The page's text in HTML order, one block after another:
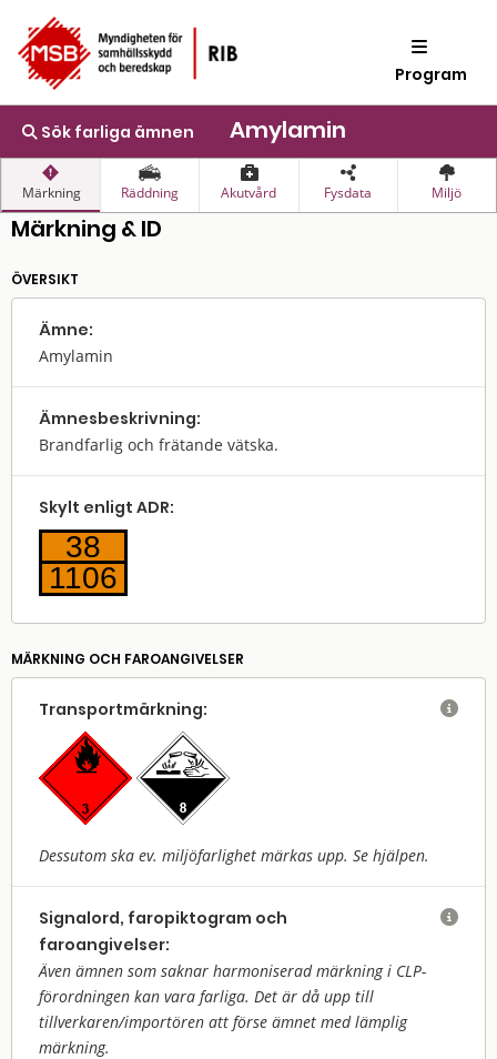
Program
Sök farliga ämnen Amylamin
Märkning Räddning Akutvård Fysdata Miljö
Märkning & ID
ÖVERSIKT
Ämne:
Amylamin
Ämnes­beskrivning:
Brandfarlig och frätande vätska.
Skylt enligt ADR:
38
1106
MÄRKNING OCH FAROANGIVELSER
Transport­märkning:
Dessutom ska ev. miljöfarlighet märkas upp. Se hjälpen.

Signalord, faropiktogram och
faroangivelser:
Även ämnen som saknar harmoniserad märkning i CLP-
förordningen kan vara farliga. Det är då upp till
tillverkaren/importören att förse ämnet med lämplig
märkning.
